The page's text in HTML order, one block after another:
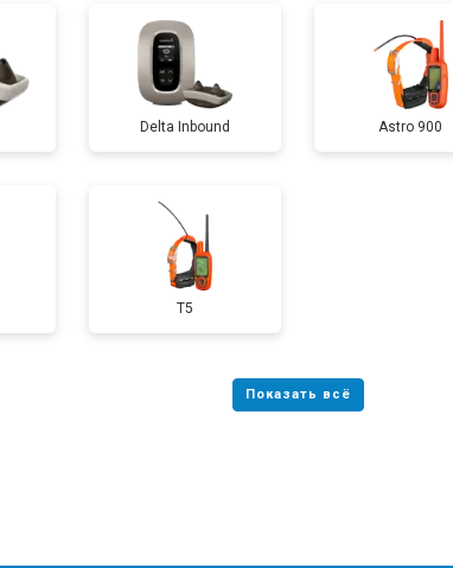
Delta Inbound Astro 900
T5